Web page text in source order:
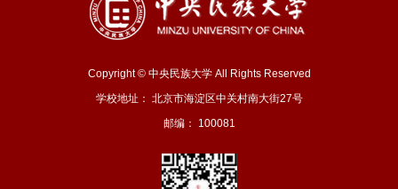
Copyright © 中央民族大学 All Rights Reserved
学校地址： 北京市海淀区中关村南大街27号
邮编： 100081